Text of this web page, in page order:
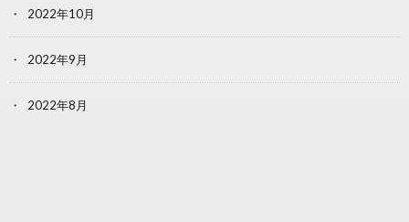
2022年10月
2022年9月
2022年8月